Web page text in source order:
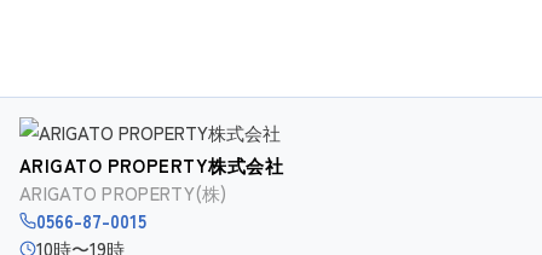
ARIGATO PROPERTY株式会社
ARIGATO PROPERTY(株)
0566-87-0015
10時〜19時